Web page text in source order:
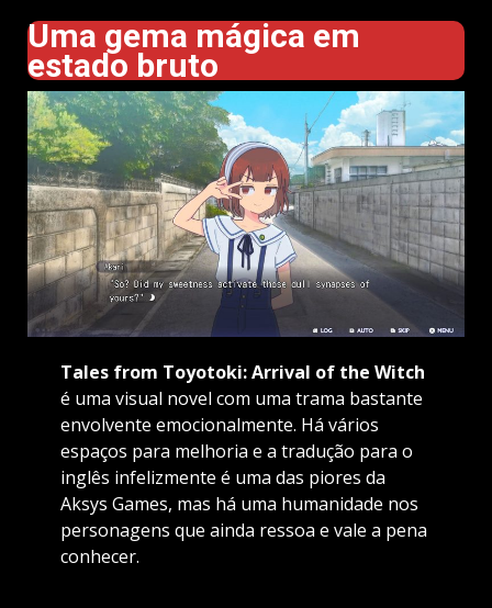
Uma gema mágica em
estado bruto
Tales from Toyotoki: Arrival of the Witch
é uma visual novel com uma trama bastante
envolvente emocionalmente. Há vários
espaços para melhoria e a tradução para o
inglês infelizmente é uma das piores da
Aksys Games, mas há uma humanidade nos
personagens que ainda ressoa e vale a pena
conhecer.